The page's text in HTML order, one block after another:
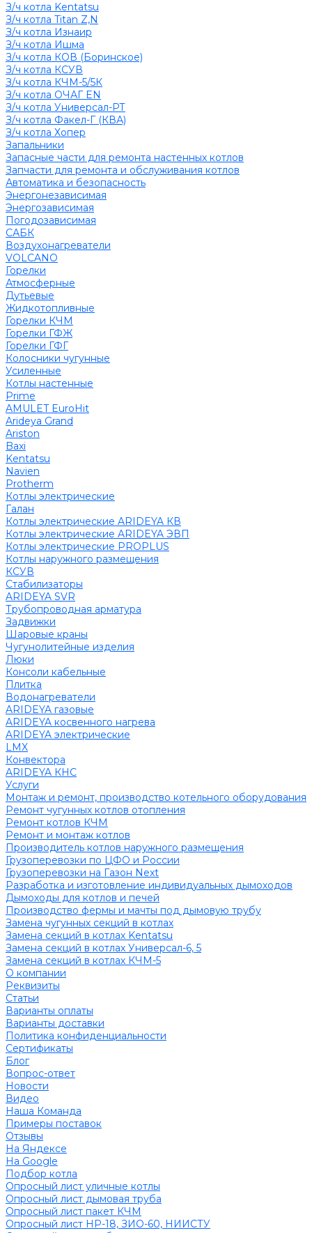
З/ч котла Kentatsu
З/ч котла Titan Z,N
З/ч котла Изнаир
З/ч котла Ишма
З/ч котла КОВ (Боринское)
З/ч котла КСУВ
З/ч котла КЧМ-5/5К
З/ч котла ОЧАГ EN
З/ч котла Универсал-РТ
З/ч котла Факел-Г (КВА)
З/ч котла Хопер
Запальники
Запасные части для ремонта настенных котлов
Запчасти для ремонта и обслуживания котлов
Автоматика и безопасность
Энергонезависимая
Энергозависимая
Погодозависимая
САБК
Воздухонагреватели
VOLCANO
Горелки
Атмосферные
Дутьевые
Жидкотопливные
Горелки КЧМ
Горелки ГФЖ
Горелки ГФГ
Колосники чугунные
Усиленные
Котлы настенные
Prime
AMULET EuroHit
Arideya Grand
Ariston
Baxi
Kentatsu
Navien
Protherm
Котлы электрические
Галан
Котлы электрические ARIDEYA КВ
Котлы электрические ARIDEYA ЭВП
Котлы электрические PROPLUS
Котлы наружного размещения
КСУВ
Стабилизаторы
ARIDEYA SVR
Трубопроводная арматура
Задвижки
Шаровые краны
Чугунолитейные изделия
Люки
Консоли кабельные
Плитка
Водонагреватели
ARIDEYA газовые
ARIDEYA косвенного нагрева
ARIDEYA электрические
LMX
Конвектора
ARIDEYA КНС
Услуги
Монтаж и ремонт, производство котельного оборудования
Ремонт чугунных котлов отопления
Ремонт котлов КЧМ
Ремонт и монтаж котлов
Производитель котлов наружного размещения
Грузоперевозки по ЦФО и России
Грузоперевозки на Газон Next
Разработка и изготовление индивидуальных дымоходов
Дымоходы для котлов и печей
Производство фермы и мачты под дымовую трубу
Замена чугунных секций в котлах
Замена секций в котлах Kentatsu
Замена секций в котлах Универсал-6, 5
Замена секций в котлах КЧМ-5
О компании
Реквизиты
Статьи
Варианты оплаты
Варианты доставки
Политика конфиденциальности
Сертификаты
Блог
Вопрос-ответ
Новости
Видео
Наша Команда
Примеры поставок
Отзывы
На Яндексе
На Google
Подбор котла
Опросный лист уличные котлы
Опросный лист дымовая труба
Опросный лист пакет КЧМ
Опросный лист НР-18, ЗИО-60, НИИСТУ